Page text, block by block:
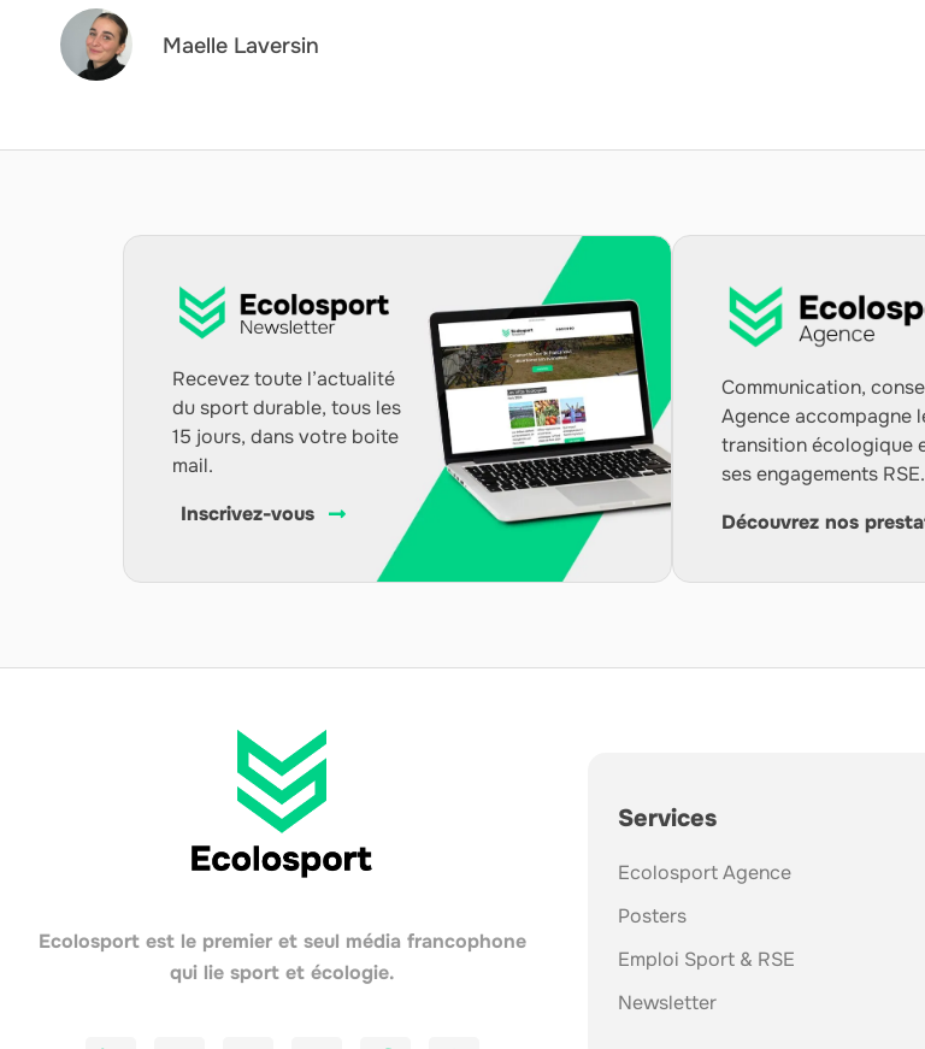
Maelle Laversin
Recevez toute l’actualité
du sport durable, tous les
15 jours, dans votre boite
mail.
Inscrivez-vous
Communication,
Agence accompagne
transition écologique
ses engagements RSE.
Découvrez nos
Ecolosport est le premier et seul média francophone
qui lie sport et écologie.
Services
Ecolosport Agence
Posters
Emploi Sport & RSE
Newsletter